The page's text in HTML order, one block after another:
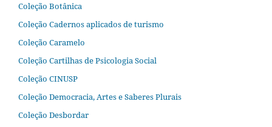
Coleção Botânica
Coleção Cadernos aplicados de turismo
Coleção Caramelo
Coleção Cartilhas de Psicologia Social
Coleção CINUSP
Coleção Democracia, Artes e Saberes Plurais
Coleção Desbordar